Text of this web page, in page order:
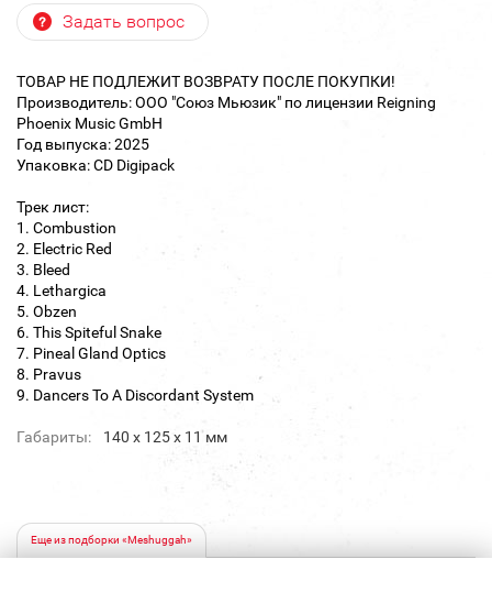
Задать вопрос
ТОВАР НЕ ПОДЛЕЖИТ ВОЗВРАТУ ПОСЛЕ ПОКУПКИ!
Производитель: ООО "Союз Мьюзик" по лицензии Reigning
Phoenix Music GmbH
Год выпуска: 2025
Упаковка: CD Digipack
Трек лист:
1. Combustion
2. Electric Red
3. Bleed
4. Lethargica
5. Obzen
6. This Spiteful Snake
7. Pineal Gland Optics
8. Pravus
9. Dancers To A Discordant System
Габариты: 140 х 125 х 11 мм
Еще из подборки «Meshuggah»